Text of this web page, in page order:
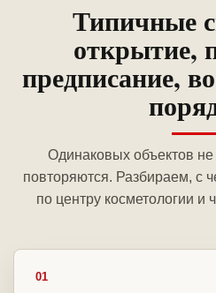
Типичные
открытие,
предписание,
Одинаковых объектов не
повторяются. Разбираем, с
по центру косметологии и
01